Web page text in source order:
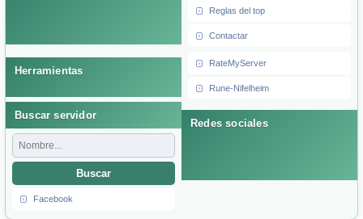
Reglas del top
Contactar
Herramientas
RateMyServer
Rune-Nifelheim
Buscar servidor
Buscar
Redes sociales
Facebook